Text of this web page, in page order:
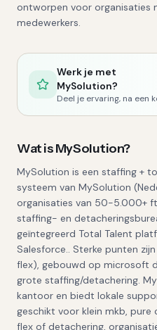
ontworpen voor
medewerkers.
Werk je met
MySolution?
Wat isMySolution?
MySolution is een staffing +
systeem van MySolution
organisaties van 50-5.000+
staffing- en
geïntegreerd Total Talent
Salesforce.. Sterke punten
flex), gebouwd op microsoft
grote staffing/detachering.
kantoor en biedt lokale
geschikt voor klein mkb,
flex of detachering,